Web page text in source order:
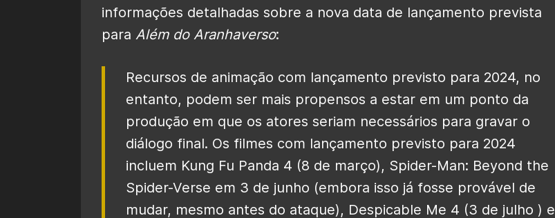
informações detalhadas sobre a nova data de lançamento prevista
para Além do Aranhaverso:
Recursos de animação com lançamento previsto para 2024, no
entanto, podem ser mais propensos a estar em um ponto da
produção em que os atores seriam necessários para gravar o
diálogo final. Os filmes com lançamento previsto para 2024
incluem Kung Fu Panda 4 (8 de março), Spider-Man: Beyond the
Spider-Verse em 3 de junho (embora isso já fosse provável de
mudar, mesmo antes do ataque), Despicable Me 4 (3 de julho ) e